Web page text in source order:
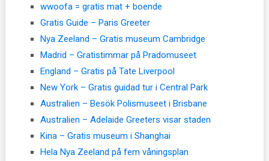
wwoofa = gratis mat + boende
Gratis Guide – Paris Greeter
Nya Zeeland – Gratis museum Cambridge
Madrid – Gratistimmar på Pradomuseet
England – Gratis på Tate Liverpool
New York – Gratis guidad tur i Central Park
Australien – Besök Polismuseet i Brisbane
Australien – Adelaide Greeters visar staden
Kina – Gratis museum i Shanghai
Hela Nya Zeeland på fem våningsplan